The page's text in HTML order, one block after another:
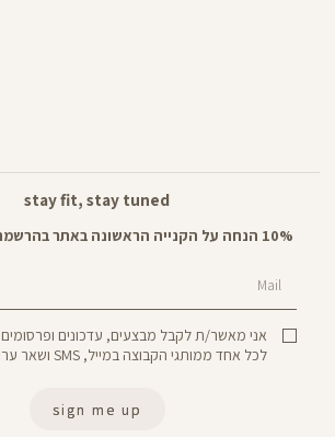
stay fit, stay tuned
10% הנחה על הקנייה הראשונה באתר בהרשמה לניוזלטר שלנו
Mail
אני מאשר/ת לקבל מבצעים, עדכונים
לכל אחד ממותגי הקבוצה במייל, SMS ושאר ערוצי המדיה.
sign me up